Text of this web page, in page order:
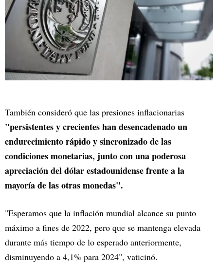
También consideró que las presiones inflacionarias
"persistentes y crecientes han desencadenado un
endurecimiento rápido y sincronizado de las
condiciones monetarias, junto con una poderosa
apreciación del dólar estadounidense frente a la
mayoría de las otras monedas".
"Esperamos que la inflación mundial alcance su punto
máximo a fines de 2022, pero que se mantenga elevada
durante más tiempo de lo esperado anteriormente,
disminuyendo a 4,1% para 2024", vaticinó.